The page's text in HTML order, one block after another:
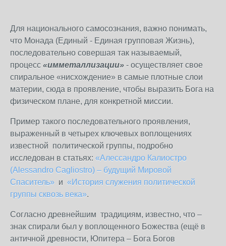
Для национального самосознания, важно понимать,
что Монада (Единый - Единая групповая Жизнь),
последовательно совершая так называемый,
процесс «имметаллизации» - осуществляет свое
спиральное «нисхождение» в самые плотные слои
материи, сюда в проявление, чтобы выразить Бога на
физическом плане, для конкретной миссии.
Пример такого последовательного проявления,
выраженный в четырех ключевых воплощениях
известной политической группы, подробно
исследован в статьях: «Алессандро Калиостро
(Alessandro Cagliostro) – будущий Мировой
Спаситель» и «История служения политической
группы сквозь века».
Согласно древнейшим традициям, известно, что –
знак спирали был у воплощенного Божества (ещё в
античной древности, Юпитера – Бога Богов